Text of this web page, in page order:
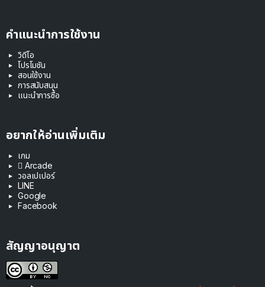
คำแนะนำการใช้งาน
วิดีโอ
โปรโมชัน
สอนใช้งาน
การสนับสนุน
แนะนำการซื้อ
อยากให้อ่านเพิ่มเติม
เกม
 Arcade
วอลเปเปอร์
LINE
Google
Facebook
สัญญาอนุญาต